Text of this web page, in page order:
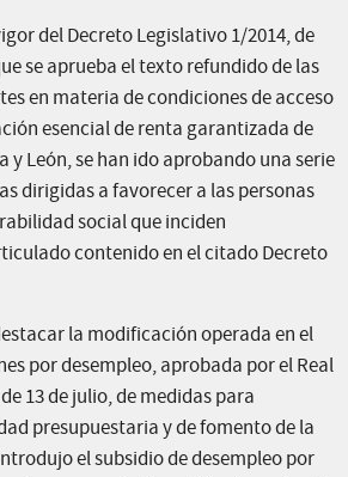
del Decreto Legislativo 1/2014, de
se aprueba el texto refundido de las
en materia de condiciones de acceso
esencial de renta garantizada de
y León, se han ido aprobando una serie
dirigidas a favorecer a las personas
social que inciden
contenido en el citado Decreto
la modificación operada en el
por desempleo, aprobada por el Real
13 de julio, de medidas para
presupuestaria y de fomento de la
el subsidio de desempleo por